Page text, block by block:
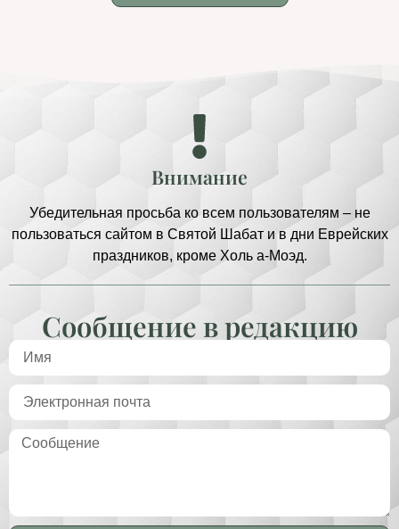
Внимание
Убедительная просьба ко всем пользователям – не
пользоваться сайтом в Святой Шабат и в дни Еврейских
праздников, кроме Холь а-Моэд.
Сообщение в редакцию